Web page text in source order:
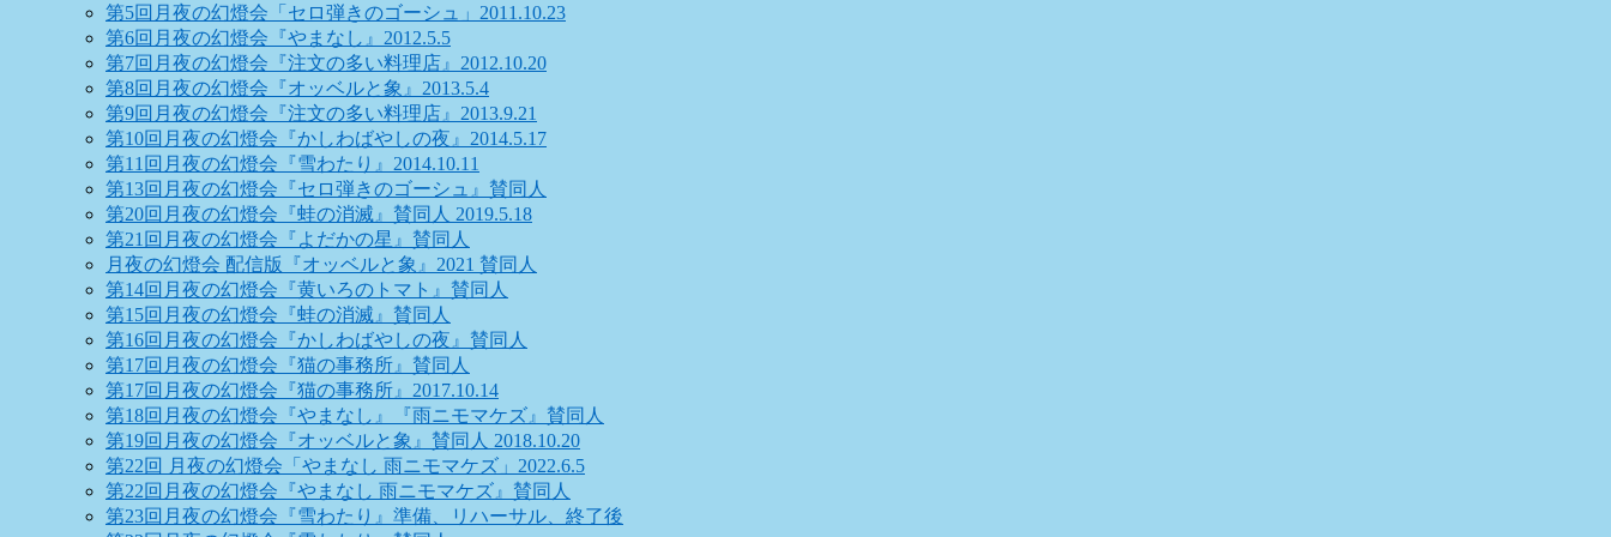
第5回月夜の幻燈会「セロ弾きのゴーシュ」2011.10.23
第6回月夜の幻燈会『やまなし』2012.5.5
第7回月夜の幻燈会『注文の多い料理店』2012.10.20
第8回月夜の幻燈会『オッベルと象』2013.5.4
第9回月夜の幻燈会『注文の多い料理店』2013.9.21
第10回月夜の幻燈会『かしわばやしの夜』2014.5.17
第11回月夜の幻燈会『雪わたり』2014.10.11
第13回月夜の幻燈会『セロ弾きのゴーシュ』賛同人
第20回月夜の幻燈会『蛙の消滅』賛同人 2019.5.18
第21回月夜の幻燈会『よだかの星』賛同人
月夜の幻燈会 配信版『オッベルと象』2021 賛同人
第14回月夜の幻燈会『黄いろのトマト』賛同人
第15回月夜の幻燈会『蛙の消滅』賛同人
第16回月夜の幻燈会『かしわばやしの夜』賛同人
第17回月夜の幻燈会『猫の事務所』賛同人
第17回月夜の幻燈会『猫の事務所』2017.10.14
第18回月夜の幻燈会『やまなし』『雨ニモマケズ』賛同人
第19回月夜の幻燈会『オッベルと象』賛同人 2018.10.20
第22回 月夜の幻燈会「やまなし 雨ニモマケズ」2022.6.5
第22回月夜の幻燈会『やまなし 雨ニモマケズ』賛同人
第23回月夜の幻燈会『雪わたり』準備、リハーサル、終了後